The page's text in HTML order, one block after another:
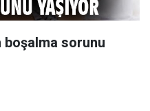
sorunu